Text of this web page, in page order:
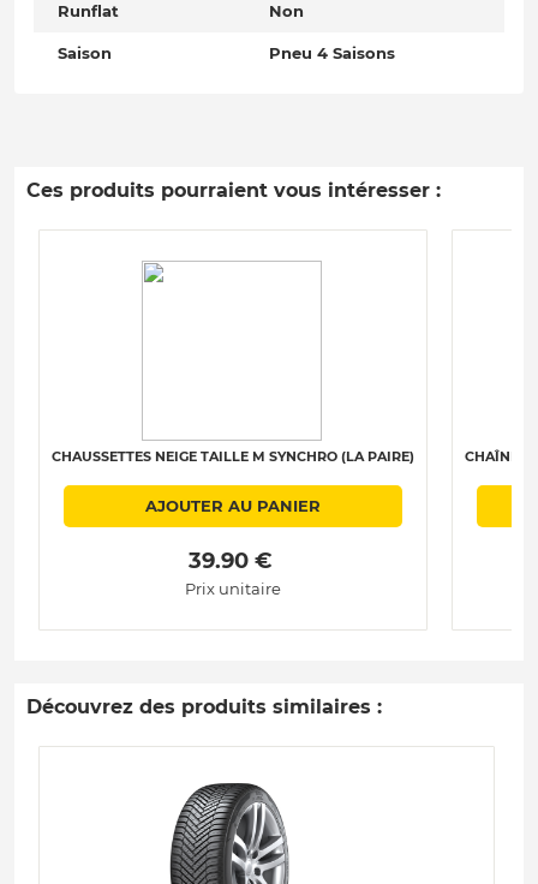
Runflat Non
Saison Pneu 4 Saisons
Ces produits pourraient vous intéresser :
CHAUSSETTES NEIGE TAILLE M SYNCHRO (LA PAIRE)
AJOUTER AU PANIER
39.90 €
Prix unitaire
CHAÎNES
Découvrez des produits similaires :